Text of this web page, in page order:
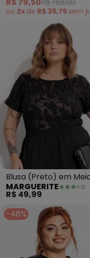
R$ 79,50R$ 159,00
ou 2x de R$ 39,75 sem
Blusa (Preto) em
Malha Pontilhada
MARGUERITE
R$ 49,99
-48%